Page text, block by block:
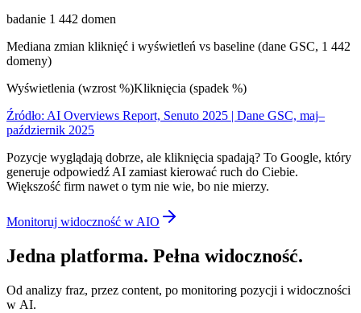
badanie 1 442 domen
Mediana zmian kliknięć i wyświetleń vs baseline (dane GSC, 1 442
domeny)
Wyświetlenia (wzrost %)Kliknięcia (spadek %)
Źródło: AI Overviews Report, Senuto 2025 | Dane GSC, maj–
październik 2025
Pozycje wyglądają dobrze, ale kliknięcia spadają? To Google, który
generuje odpowiedź AI zamiast kierować ruch do Ciebie.
Większość firm nawet o tym nie wie, bo nie mierzy.
Monitoruj widoczność w AIO
Jedna platforma. Pełna widoczność.
Od analizy fraz, przez content, po monitoring pozycji i widoczności
w AI.